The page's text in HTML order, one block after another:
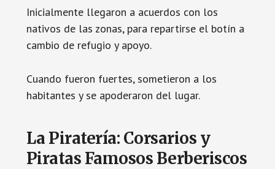
Inicialmente llegaron a acuerdos con los
nativos de las zonas, para repartirse el botín a
cambio de refugio y apoyo.
Cuando fueron fuertes, sometieron a los
habitantes y se apoderaron del lugar.
La Piratería: Corsarios y
Piratas Famosos Berberiscos